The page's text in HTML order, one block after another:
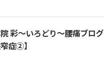
彩～いろどり～腰痛ブログ
症②】